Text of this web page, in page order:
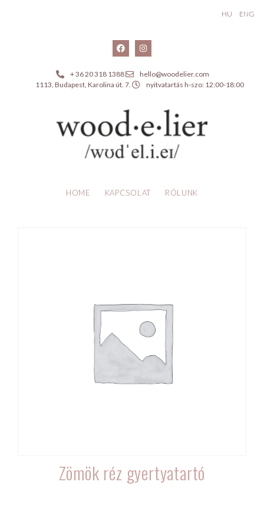
HU ENG
+ 36 20 318 1388
hello@woodelier.com
1113, Budapest, Karolina út. 7.
nyitvatartás h-szo: 12:00-18:00
HOME KAPCSOLAT RÓLUNK
Zömök réz gyertyatartó